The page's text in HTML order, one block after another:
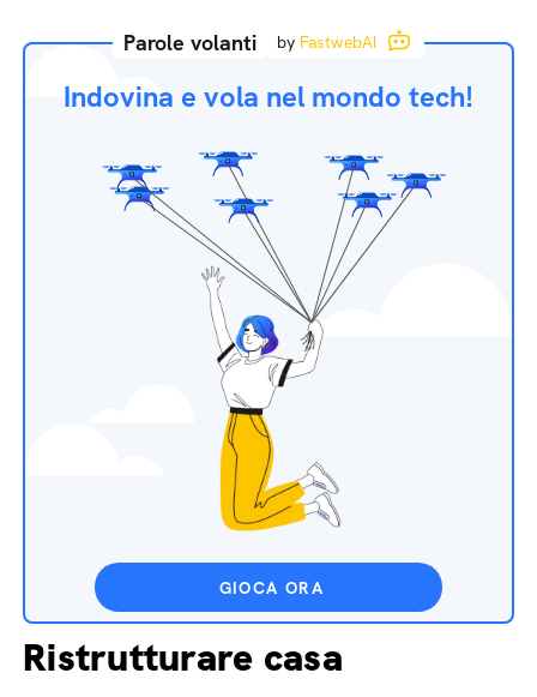
Parole volanti by FastwebAI
Indovina e vola nel mondo tech!
GIOCA ORA
Ristrutturare casa